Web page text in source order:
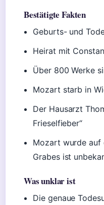
Bestätigte Fakten
Geburts- und
Heirat mit
Über 800 Werke
Mozart starb in
Der Hausarzt
Frieselfieber“
Mozart wurde auf
Grabes ist
Was unklar ist
Die genaue